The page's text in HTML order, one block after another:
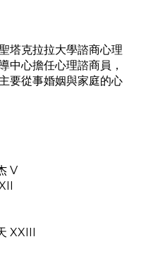
克拉拉大學諮商心理
中心擔任心理諮商員，
要從事婚姻與家庭的心
V
XXIII